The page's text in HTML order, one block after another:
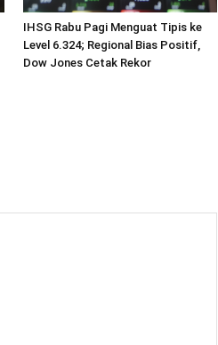
IHSG Rabu Pagi Menguat Tipis ke
Level 6.324; Regional Bias Positif,
Dow Jones Cetak Rekor